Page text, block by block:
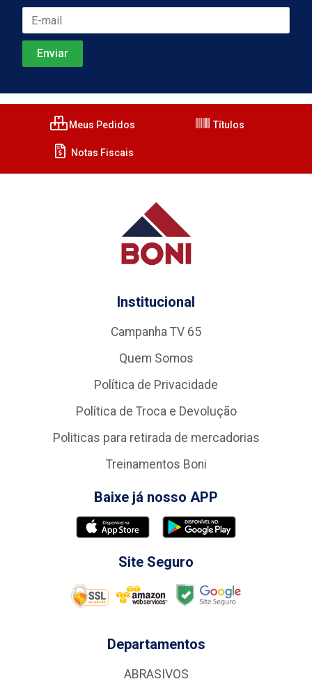
Meus Pedidos Títulos
Notas Fiscais
Institucional
Campanha TV 65
Quem Somos
Política de Privacidade
Política de Troca e Devolução
Politicas para retirada de mercadorias
Treinamentos Boni
Baixe já nosso APP
Site Seguro
Departamentos
ABRASIVOS